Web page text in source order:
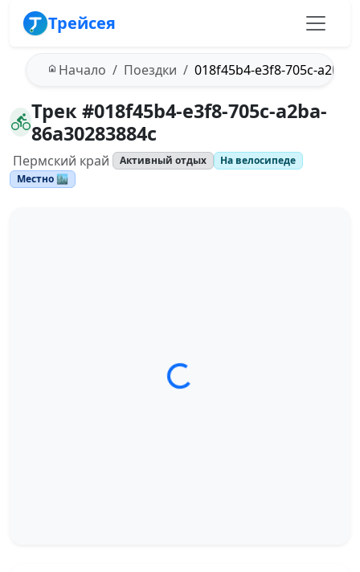
Трейсея
Начало Поездки 018f45b4-e3f8-705c-a2ba-
Трек #018f45b4-e3f8-705c-a2ba-
86a30283884c
Пермский край Активный отдых
На велосипеде
Местно 🏙️
Загрузка трека...